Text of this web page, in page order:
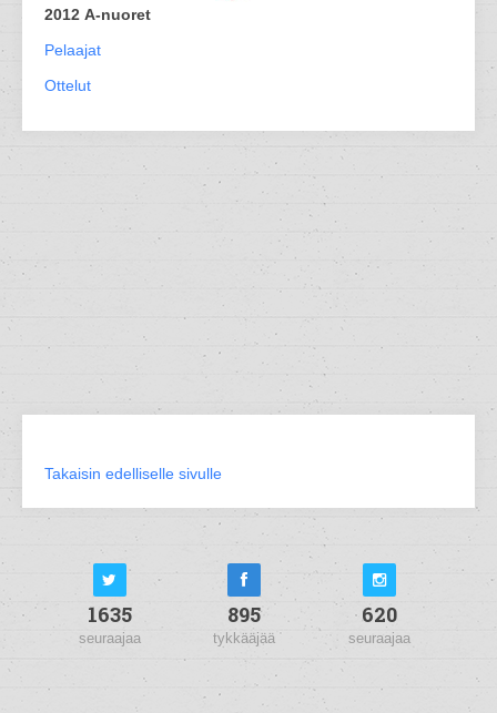
2012 A-nuoret
Pelaajat
Ottelut
Takaisin edelliselle sivulle
1635
seuraajaa
895
tykkääjää
620
seuraajaa